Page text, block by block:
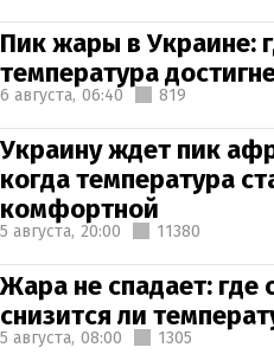
Пик жары в Украине:
температура
6 августа, 06:40 819
Украину ждет пик
когда температура
комфортной
5 августа, 20:00 11380
Жара не спадает:
снизится ли
5 августа, 08:00 1305